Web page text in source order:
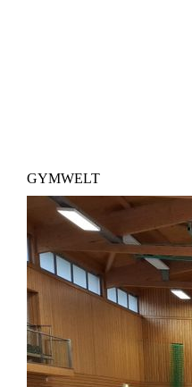
GYMWELT